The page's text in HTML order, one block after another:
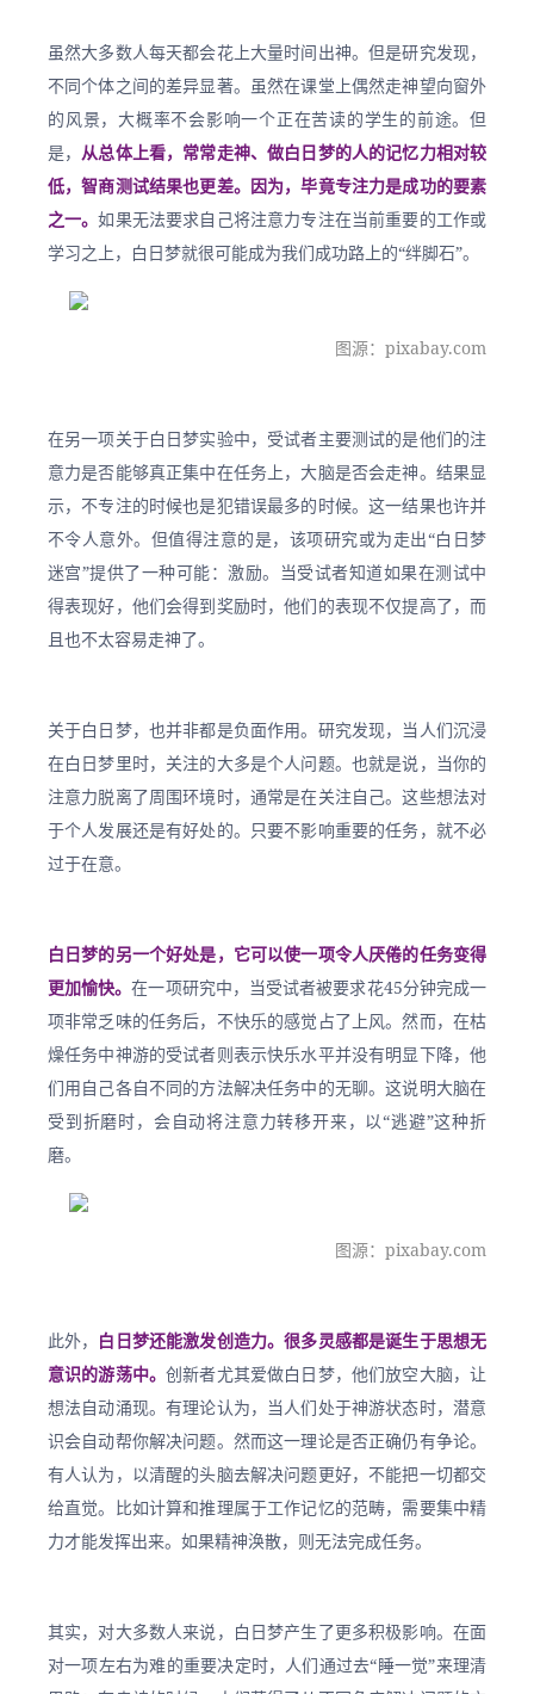
虽然大多数人每天都会花上大量时间出神。但是研究发现，
不同个体之间的差异显著。虽然在课堂上偶然走神望向窗外
的风景，大概率不会影响一个正在苦读的学生的前途。但
是， 从总体上看，常常走神、做白日梦的人的记忆力相对较
低，智商测试结果也更差。因为，毕竟专注力是成功的要素
之一。如果无法要求自己将注意力专注在当前重要的工作或
学习之上，白日梦就很可能成为我们成功路上的“绊脚石”。
图源：pixabay.com
在另一项关于白日梦实验中，受试者主要测试的是他们的注
意力是否能够真正集中在任务上，大脑是否会走神。结果显
示，不专注的时候也是犯错误最多的时候。这一结果也许并
不令人意外。但值得注意的是，该项研究或为走出“白日梦
迷宫”提供了一种可能：激励。当受试者知道如果在测试中
得表现好，他们会得到奖励时，他们的表现不仅提高了，而
且也不太容易走神了。
关于白日梦，也并非都是负面作用。研究发现，当人们沉浸
在白日梦里时，关注的大多是个人问题。也就是说，当你的
注意力脱离了周围环境时，通常是在关注自己。这些想法对
于个人发展还是有好处的。只要不影响重要的任务，就不必
过于在意。
白日梦的另一个好处是，它可以使一项令人厌倦的任务变得
更加愉快。在一项研究中，当受试者被要求花45分钟完成一
项非常乏味的任务后，不快乐的感觉占了上风。然而，在枯
燥任务中神游的受试者则表示快乐水平并没有明显下降，他
们用自己各自不同的方法解决任务中的无聊。这说明大脑在
受到折磨时，会自动将注意力转移开来，以“逃避”这种折
磨。
图源：pixabay.com
此外， 白日梦还能激发创造力。很多灵感都是诞生于思想无
意识的游荡中。创新者尤其爱做白日梦，他们放空大脑，让
想法自动涌现。有理论认为，当人们处于神游状态时，潜意
识会自动帮你解决问题。然而这一理论是否正确仍有争论。
有人认为，以清醒的头脑去解决问题更好，不能把一切都交
给直觉。比如计算和推理属于工作记忆的范畴，需要集中精
力才能发挥出来。如果精神涣散，则无法完成任务。
其实，对大多数人来说，白日梦产生了更多积极影响。在面
对一项左右为难的重要决定时，人们通过去“睡一觉”来理清